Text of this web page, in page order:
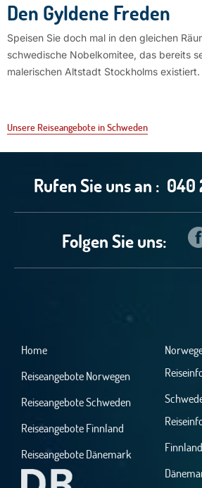
Den Gyldene Freden
Speisen Sie doch mal in den gleichen
schwedische Nobelkomitee, das bereits
malerischen Altstadt Stockholms existiert.
Unsere Reiseangebote in Schweden
Rufen Sie uns an : 040
Folgen Sie uns:
Home
Reiseangebote Norwegen
Reiseangebote Schweden
Reiseangebote Finnland
Reiseangebote Dänemark